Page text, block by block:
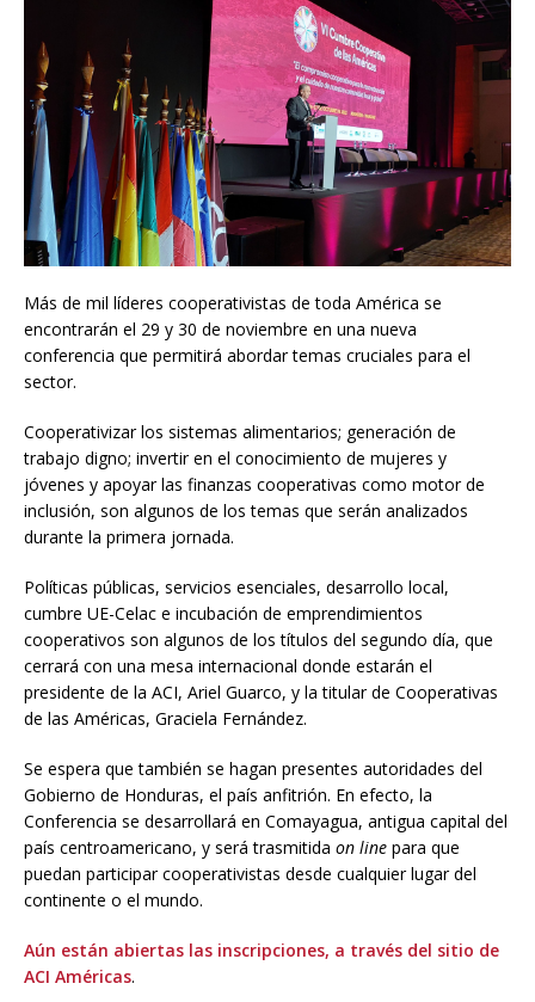
Más de mil líderes cooperativistas de toda América se
encontrarán el 29 y 30 de noviembre en una nueva
conferencia que permitirá abordar temas cruciales para el
sector.
Cooperativizar los sistemas alimentarios; generación de
trabajo digno; invertir en el conocimiento de mujeres y
jóvenes y apoyar las finanzas cooperativas como motor de
inclusión, son algunos de los temas que serán analizados
durante la primera jornada.
Políticas públicas, servicios esenciales, desarrollo local,
cumbre UE-Celac e incubación de emprendimientos
cooperativos son algunos de los títulos del segundo día, que
cerrará con una mesa internacional donde estarán el
presidente de la ACI, Ariel Guarco, y la titular de Cooperativas
de las Américas, Graciela Fernández.
Se espera que también se hagan presentes autoridades del
Gobierno de Honduras, el país anfitrión. En efecto, la
Conferencia se desarrollará en Comayagua, antigua capital del
país centroamericano, y será trasmitida on line para que
puedan participar cooperativistas desde cualquier lugar del
continente o el mundo.
Aún están abiertas las inscripciones, a través del sitio de
ACI Américas.